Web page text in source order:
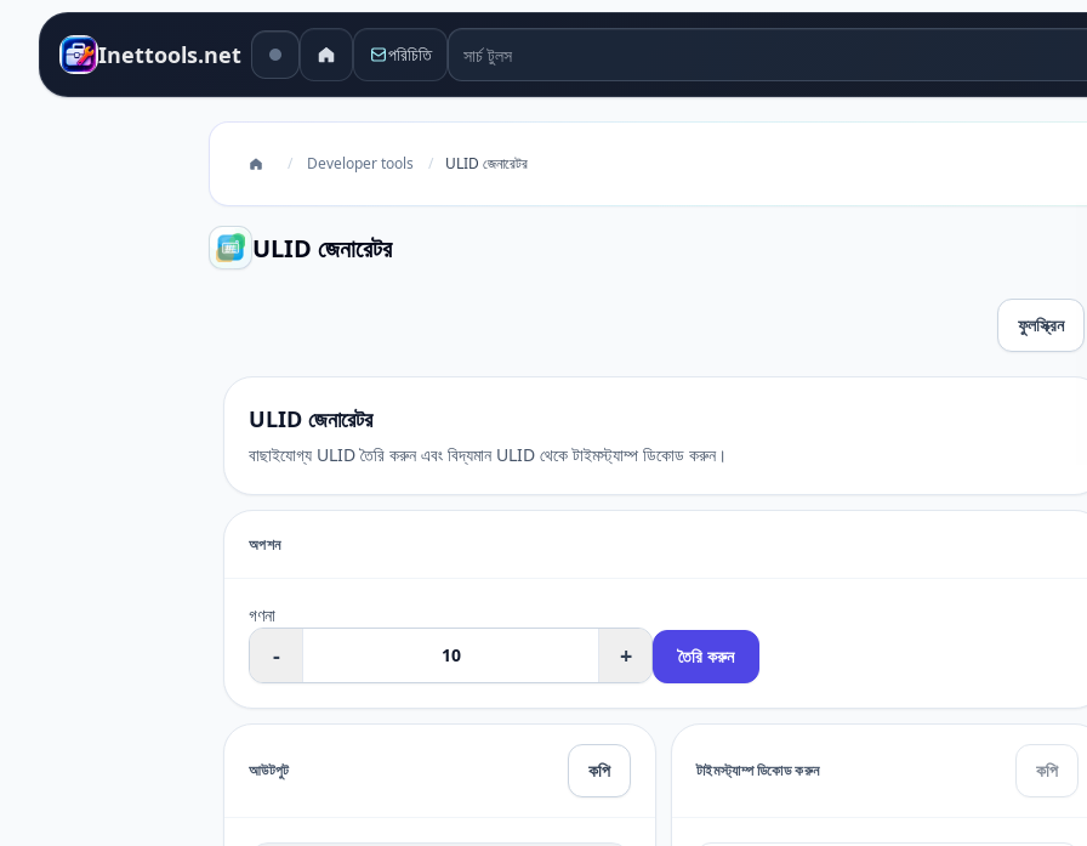
Inettools.net পরিচিতি সার্চ টুলস
/ Developer tools / ULID জেনারেটর
ULID জেনারেটর
ফুলস্ক্রিন
ULID জেনারেটর
বাছাইযোগ্য ULID তৈরি করুন এবং বিদ্যমান ULID থেকে টাইমস্ট্যাম্প ডিকোড করুন।
অপশন
গণনা
- + তৈরি করুন
আউটপুট কপি টাইমস্ট্যাম্প ডিকোড করুন কপি